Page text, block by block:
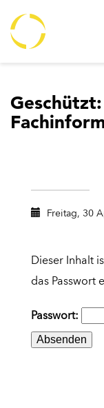
Freitag, 30
Dieser Inhalt
das Passwort
Passwort: